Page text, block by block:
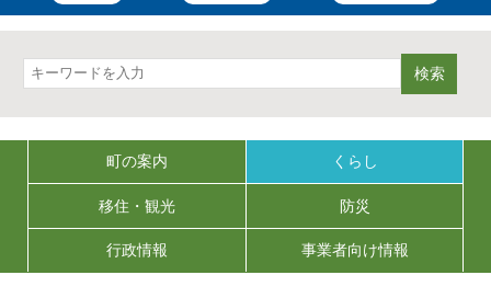
検索
町の案内 くらし
移住・観光 防災
行政情報 事業者向け情報